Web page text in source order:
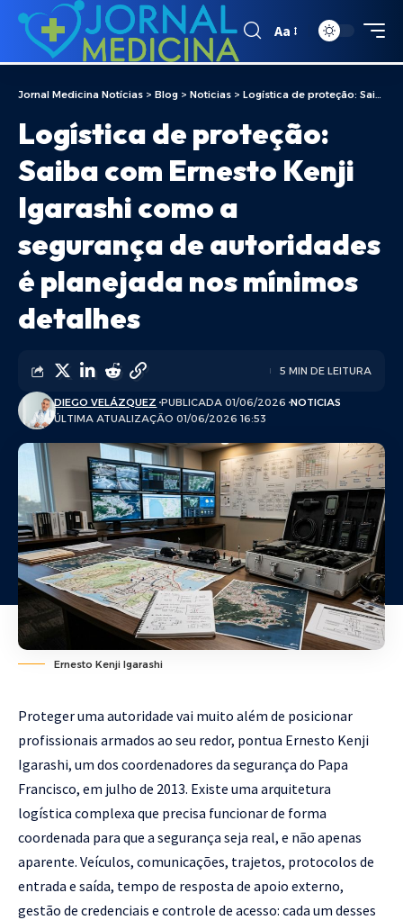
Aa
Jornal Medicina Notícias > Blog > Noticias > Logística de proteção: Saiba com Ernesto Kenji Igarashi como a segurança de autoridades é planejada nos mínimos detalhes
Logística de proteção:
Saiba com Ernesto Kenji
Igarashi como a
segurança de autoridades
é planejada nos mínimos
detalhes
ÚLTIMA ATUALIZAÇÃO 01/06/2026 16:53
DIEGO VELÁZQUEZ PUBLICADA 01/06/2026 NOTICIAS
5 MIN DE LEITURA
Ernesto Kenji Igarashi
Proteger uma autoridade vai muito além de posicionar
profissionais armados ao seu redor, pontua Ernesto Kenji
Igarashi, um dos coordenadores da segurança do Papa
Francisco, em julho de 2013. Existe uma arquitetura
logística complexa que precisa funcionar de forma
coordenada para que a segurança seja real, e não apenas
aparente. Veículos, comunicações, trajetos, protocolos de
entrada e saída, tempo de resposta de apoio externo,
gestão de credenciais e controle de acesso: cada um desses